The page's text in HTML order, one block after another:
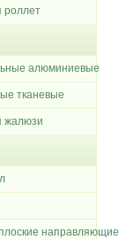
роллет
алюминиевые
тканевые
жалюзи
направляющие